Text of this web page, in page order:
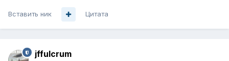
опорной сети, не выполняли функция DNS Relay и чего-то
Вставить ник Цитата
jffulcrum